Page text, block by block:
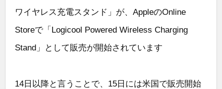
ワイヤレス充電スタンド」が、AppleのOnline
Storeで「Logicool Powered Wireless Charging
Stand」として販売が開始されています
14日以降と言うことで、15日には米国で販売開始